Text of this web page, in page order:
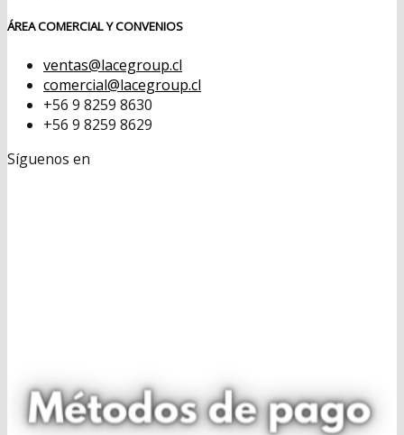
ÁREA COMERCIAL Y CONVENIOS
ventas@lacegroup.cl
comercial@lacegroup.cl
+56 9 8259 8630
+56 9 8259 8629
Síguenos en